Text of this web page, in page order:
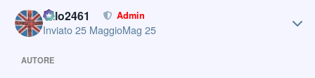
cillo2461 Admin
Inviato25 MaggioMag 25
AUTORE